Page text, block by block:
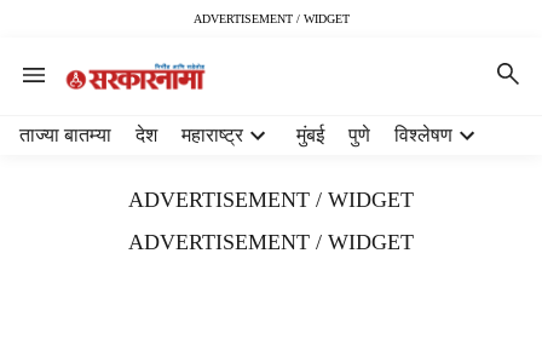
ADVERTISEMENT / WIDGET
ताज्या बातम्या देश महाराष्ट्र मुंबई पुणे विश्लेषण
ADVERTISEMENT / WIDGET
ADVERTISEMENT / WIDGET